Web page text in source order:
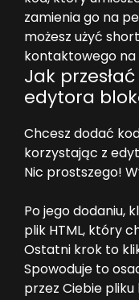
zamienia go na
możesz użyć
kontaktowego na
Jak
edytora
Chcesz dodać
korzystając z
Nic prostszego!
Po jego dodaniu,
plik HTML, który
Ostatni krok to
Spowoduje to
przez Ciebie